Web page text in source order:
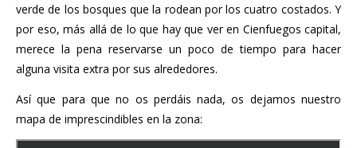
verde de los bosques que la rodean por los cuatro costados. Y
por eso, más allá de lo que hay que ver en Cienfuegos capital,
merece la pena reservarse un poco de tiempo para hacer
alguna visita extra por sus alrededores.
Así que para que no os perdáis nada, os dejamos nuestro
mapa de imprescindibles en la zona: